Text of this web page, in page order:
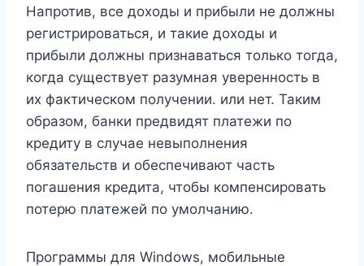
Напротив, все доходы и прибыли не должны
регистрироваться, и такие доходы и
прибыли должны признаваться только тогда,
когда существует разумная уверенность в
их фактическом получении. или нет. Таким
образом, банки предвидят платежи по
кредиту в случае невыполнения
обязательств и обеспечивают часть
погашения кредита, чтобы компенсировать
потерю платежей по умолчанию.
Программы для Windows, мобильные